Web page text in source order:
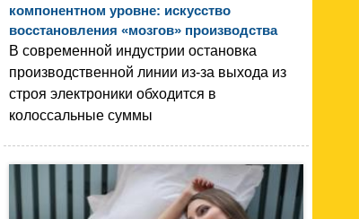
компонентном уровне: искусство
восстановления «мозгов» производства
В современной индустрии остановка
производственной линии из-за выхода из
строя электроники обходится в
колоссальные суммы